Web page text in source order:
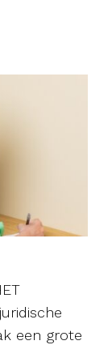
een grote